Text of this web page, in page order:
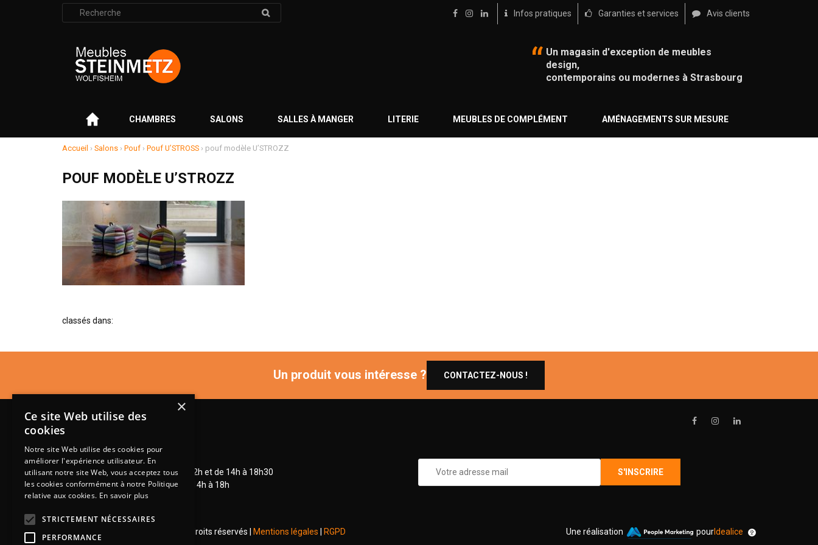
Rechercher
:
Infos pratiques Garanties et services Avis clients
Un magasin d'exception de meubles
design,
contemporains ou modernes à Strasbourg
CHAMBRES SALONS SALLES À MANGER LITERIE MEUBLES DE COMPLÉMENT AMÉNAGEMENTS SUR MESURE
Accueil › Salons › Pouf › Pouf U’STROSS › pouf modèle U’STROZZ
POUF MODÈLE U’STROZZ
classés dans:
Un produit vous intéresse ? CONTACTEZ-NOUS !
Lundi de 14h à 18h30
Mardi à vendredi de 9h à 12h et de 14h à 18h30
Samedi de 9h à 12h et de 14h à 18h
© 2026 Groupe Steinmetz - Tous droits réservés | Mentions légales RGPD Une réalisation pourIdealice
×
Ce site Web utilise des
cookies
Notre site Web utilise des cookies pour
améliorer l'expérience utilisateur. En
utilisant notre site Web, vous acceptez tous
les cookies conformément à notre Politique
relative aux cookies. En savoir plus
STRICTEMENT NÉCESSAIRES
PERFORMANCE